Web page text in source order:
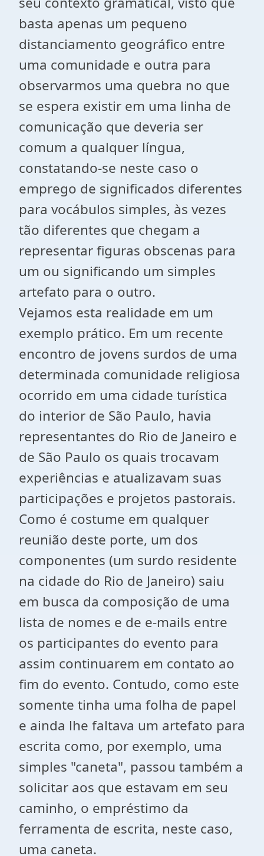
basta apenas um pequeno
distanciamento geográfico entre
uma comunidade e outra para
observarmos uma quebra no que
se espera existir em uma linha de
comunicação que deveria ser
comum a qualquer língua,
constatando-se neste caso o
emprego de significados diferentes
para vocábulos simples, às vezes
tão diferentes que chegam a
representar figuras obscenas para
um ou significando um simples
artefato para o outro.
Vejamos esta realidade em um
exemplo prático. Em um recente
encontro de jovens surdos de uma
determinada comunidade religiosa
ocorrido em uma cidade turística
do interior de São Paulo, havia
representantes do Rio de Janeiro e
de São Paulo os quais trocavam
experiências e atualizavam suas
participações e projetos pastorais.
Como é costume em qualquer
reunião deste porte, um dos
componentes (um surdo residente
na cidade do Rio de Janeiro) saiu
em busca da composição de uma
lista de nomes e de e-mails entre
os participantes do evento para
assim continuarem em contato ao
fim do evento. Contudo, como este
somente tinha uma folha de papel
e ainda lhe faltava um artefato para
escrita como, por exemplo, uma
simples "caneta", passou também a
solicitar aos que estavam em seu
caminho, o empréstimo da
ferramenta de escrita, neste caso,
uma caneta.